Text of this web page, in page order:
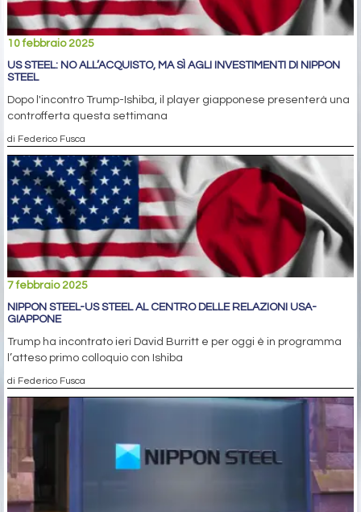
10 febbraio 2025
US STEEL: NO ALL’ACQUISTO, MA SÌ AGLI INVESTIMENTI DI NIPPON
STEEL
Dopo l'incontro Trump-Ishiba, il player giapponese presenterà una
controfferta questa settimana
di Federico Fusca
7 febbraio 2025
NIPPON STEEL-US STEEL AL CENTRO DELLE RELAZIONI USA-
GIAPPONE
Trump ha incontrato ieri David Burritt e per oggi è in programma
l’atteso primo colloquio con Ishiba
di Federico Fusca